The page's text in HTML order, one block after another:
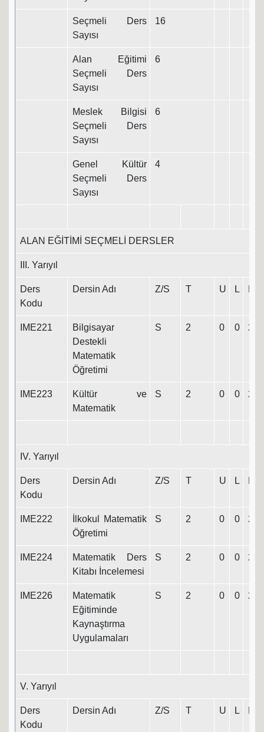
Seçmeli Ders
Sayısı
16
Alan Eğitimi
Seçmeli Ders
Sayısı
6
Meslek Bilgisi
Seçmeli Ders
Sayısı
6
Genel Kültür
Seçmeli Ders
Sayısı
4
ALAN EĞİTİMİ SEÇMELİ DERSLER
III. Yarıyıl
Ders
Kodu
Dersin Adı Z/S T U L
IME221
Bilgisayar
Destekli
Matematik
Öğretimi
S 2 0 0 2
IME223
Kültür ve
Matematik
S 2 0 0 2
IV. Yarıyıl
Ders
Kodu
Dersin Adı Z/S T U L
IME222
İlkokul Matematik
Öğretimi
S 2 0 0 2
IME224
Matematik Ders
Kitabı İncelemesi
S 2 0 0 2
IME226
Matematik
Eğitiminde
Kaynaştırma
Uygulamaları
S 2 0 0 2
V. Yarıyıl
Ders
Kodu
Dersin Adı Z/S T U L